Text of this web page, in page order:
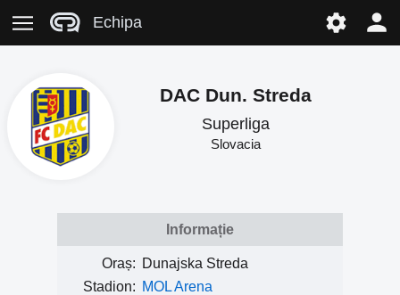
Echipa
DAC Dun. Streda
Superliga
Slovacia
Informație
Oraș: Dunajska Streda
Stadion: MOL Arena